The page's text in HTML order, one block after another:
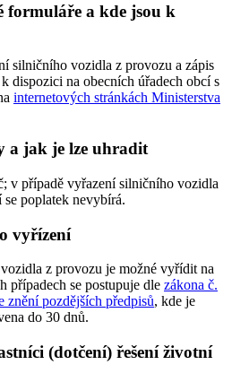
formuláře a kde jsou k
silničního vozidla z provozu a zápis
dispozici na obecních úřadech obcí s
internetových stránkách Ministerstva
a jak je lze uhradit
v případě vyřazení silničního vozidla
poplatek nevybírá.
vyřízení
z provozu je možné vyřídit na
případech se postupuje dle zákona č.
znění pozdějších předpisů, kde je
do 30 dnů.
(dotčení) řešení životní